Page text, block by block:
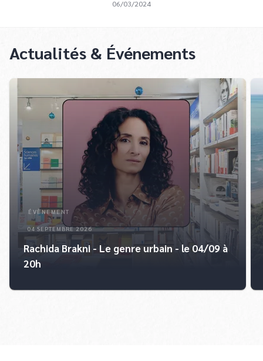
06/03/2024
Actualités & Événements
ÉVÈNEMENT
04 SEPTEMBRE 2026
Rachida Brakni - Le genre urbain - le 04/09 à
20h